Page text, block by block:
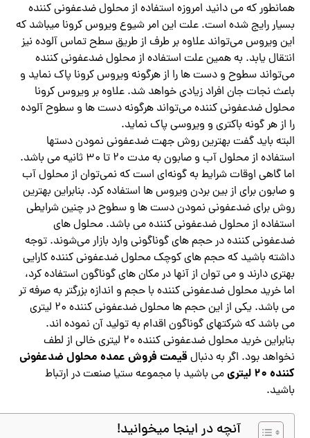
همانطور که می دانید امروزه استفاده از محلول ضدعفونی کننده
بسیار رایج شده است. علت این امر شیوع ویروس کرونا میباشد که
این ویروس می‌تواند علاوه بر طرف از طریق سطح تماس آلوده نیز
انتقال یابد. به همین علت استفاده از محلول ضدعفونی کننده
می‌تواند سطوح و دست ها را از هرگونه ویروس کرونا پاک نماید و
باعث نجات جان افراد زیادی خواهد شد. علاوه بر ویروس کرونا
محلول ضدعفونی کننده می‌تواند هرگونه دست ها و سطوح آلوده
را از هر گونه باکتری و ویروسی پاک نماید.
البته باید گفت بهترین روش جهت ضدعفونی نمودن دستها
استفاده از محلول آب و صابون به مدت ۲۰ تا ۳۰ ثانیه می باشد.
اما گاهی اوقات شرایط به گونه‌ای است که نمی‌توان از محلول آب
و صابون برای از بین بردن ویروس ها استفاده کرد. بنابراین بهترین
روش برای ضدعفونی نمودن دست ها و سطوح در چنین شرایطی
استفاده از محلول ضدعفونی کننده می باشد. محلول های
ضدعفونی کننده در حجم های گوناگونی وارد بازار می‌شوند. توجه
داشته باشید که حجم های کوچک محلول ضدعفونی کننده کارایی
بهتری دارند و می توان از آنها در مکان های گوناگون استفاده کرد،
اما خرید محلول ضدعفونی کننده با حجم و اندازه بزرگتر به صرفه تر
می باشد. یکی از این حجم ها محلول ضدعفونی کننده ۲۰ لیتری
می باشد که شرکتهای گوناگون اقدام به تولید آن نموده اند.
بنابراین خرید محلول ضدعفونی کننده ۲۰ لیتری خالی از لطف
نخواهد بود. اگر به دنبال قیمت فروش عمده محلول ضدعفونی
کننده ۲۰ لیتری
می باشید با مجموعه ستیا صنعت در ارتباط
باشید.
آنچه در اینجا میخوانید!